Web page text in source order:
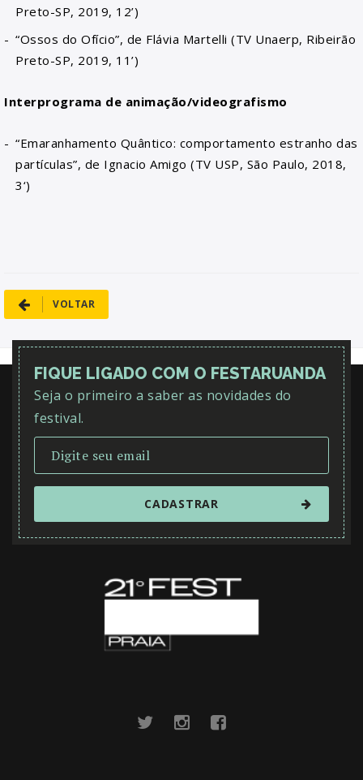
Preto-SP, 2019, 12’)
“Ossos do Ofício”, de Flávia Martelli (TV Unaerp, Ribeirão
Preto-SP, 2019, 11’)
Interprograma de animação/videografismo
“Emaranhamento Quântico: comportamento estranho das
partículas”, de Ignacio Amigo (TV USP, São Paulo, 2018,
3‘)
VOLTAR
FIQUE LIGADO COM O FESTARUANDA
Seja o primeiro a saber as novidades do
festival.